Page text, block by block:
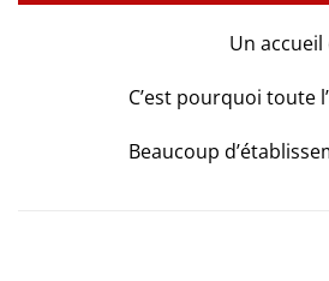
Un
C’est pourquoi toute
Beaucoup